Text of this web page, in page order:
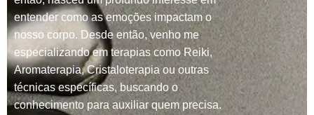
entender como as emoções impactam o
nosso corpo. Desde então, venho me
especializando em terapias como Reiki,
Aromaterapia, Cristaloterapia ou outras
técnicas específicas, buscando o
conhecimento para auxiliar quem precisa.